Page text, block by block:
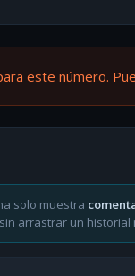
este número.
solo muestra
arrastrar un